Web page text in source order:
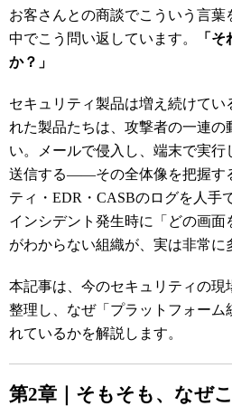
お客さんとの商談でこういう言
中でこう問い返しています。
「
か？」
セキュリティ製品は増え続けてい
れた製品たちは、攻撃者の一連の
い。メールで侵入し、端末で実行
送信する――その全体像を把握す
ティ・EDR・CASBのログを人手
インシデント発生時に「どの画面
がわからない組織が、実は非常に
本記事は、今のセキュリティの現
整理し、なぜ「プラットフォーム
れているかを解説します。
第2章｜そもそも、なぜ